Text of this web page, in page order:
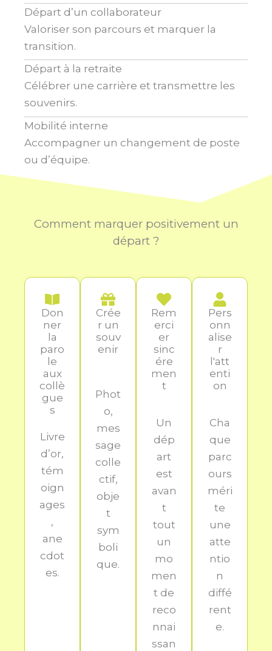
Départ d’un collaborateur
Valoriser son parcours et marquer la
transition.
Départ à la retraite
Célébrer une carrière et transmettre les
souvenirs.
Mobilité interne
Accompagner un changement de poste
ou d’équipe.
Comment marquer positivement un
départ ?
Don
ner
la
paro
le
aux
collè
gue
s
Livre
d’or,
tém
oign
ages
,
ane
cdot
es.
Crée
r un
souv
enir
Phot
o,
mes
sage
colle
ctif,
obje
t
sym
boli
que.
Rem
erci
er
sinc
ére
men
t
Un
dép
art
est
avan
t
tout
un
mo
men
t de
reco
nnai
ssan
Pers
onn
alise
r
l'att
enti
on
Cha
que
parc
ours
méri
te
une
atte
ntio
n
diffé
rent
e.